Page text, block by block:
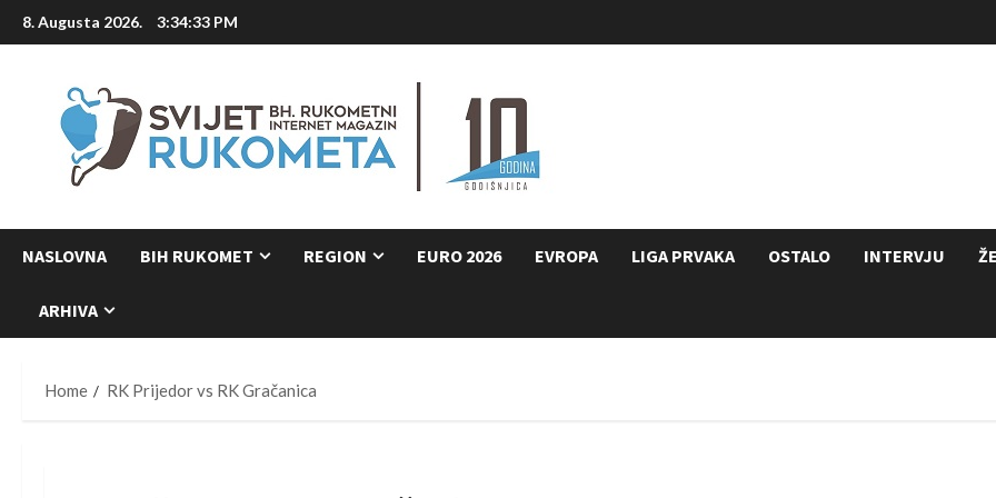
Skip
to
8. Augusta 2026. 3:34:34 PM
NASLOVNA BIH RUKOMET REGION EURO 2026 EVROPA LIGA PRVAKA OSTALO INTERVJU
ARHIVA
Home RK Prijedor vs RK Gračanica